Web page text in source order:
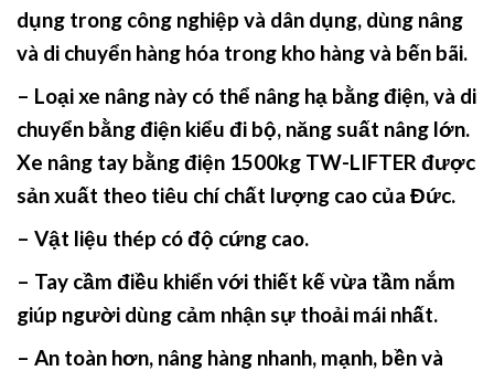
dụng trong công nghiệp và dân dụng, dùng nâng
và di chuyển hàng hóa trong kho hàng và bến bãi.
– Loại xe nâng này có thể nâng hạ bằng điện, và di
chuyển bằng điện kiểu đi bộ, năng suất nâng lớn.
Xe nâng tay bằng điện 1500kg TW-LIFTER được
sản xuất theo tiêu chí chất lượng cao của Đức.
– Vật liệu thép có độ cứng cao.
– Tay cầm điều khiển với thiết kế vừa tầm nắm
giúp người dùng cảm nhận sự thoải mái nhất.
– An toàn hơn, nâng hàng nhanh, mạnh, bền và